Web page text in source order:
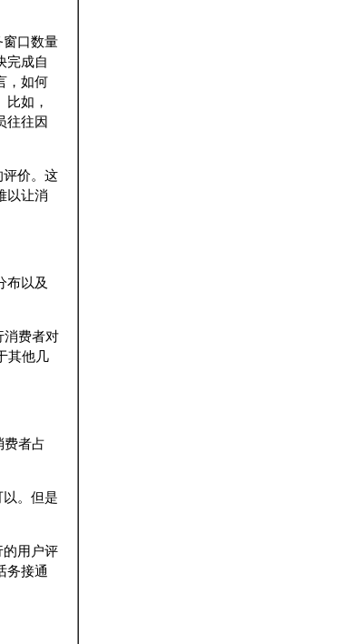
窗口数量
完成自
，如何
如，
往往因
评价。这
以让消
布以及
消费者对
其他几
费者占
。但是
的用户评
务接通